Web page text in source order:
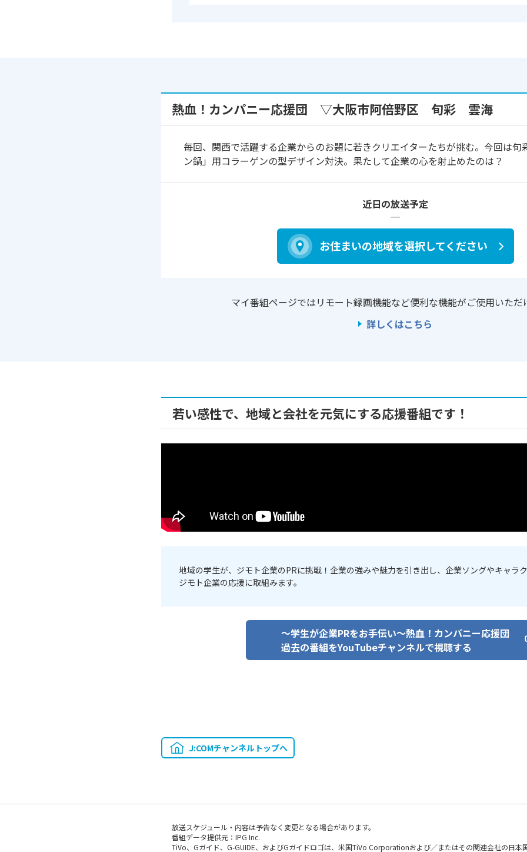
熱血！カンパニー応援団 ▽大阪市阿倍野区 旬彩 雲海
毎回、関西で活躍する企業からのお題に若きクリエイターたちが挑む。今回は旬
ン鍋」用コラーゲンの型デザイン対決。果たして企業の心を射止めたのは？
近日の放送予定
お住まいの地域を選択してください
マイ番組ページではリモート録画機能など便利な機能がご使用いただ
詳しくはこちら
若い感性で、地域と会社を元気にする応援番組です！
地域の学生が、ジモト企業のPRに挑戦！企業の強みや魅力を引き出し、企業ソングやキャラク
ジモト企業の応援に取組みます。
～学生が企業PRをお手伝い～熱血！カンパニー応援団
過去の番組をYouTubeチャンネルで視聴する
J:COMチャンネルトップへ
放送スケジュール・内容は予告なく変更となる場合があります。
番組データ提供元：IPG Inc.
TiVo、Gガイド、G-GUIDE、およびGガイドロゴは、米国TiVo Corporationおよび／またはその関連会社の日本